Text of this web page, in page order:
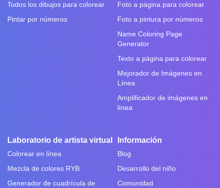
Todos los dibujos para colorear
Pintar por números
Foto a página para colorear
Foto a pintura por números
Name Coloring Page
Generator
Texto a página para colorear
Mejorador de Imágenes en
Línea
Amplificador de imágenes en
línea
Laboratorio de artista virtual
Colorear en línea
Mezcla de colores RYB
Generador de cuadrícula de
Información
Blog
Desarrollo del niño
Comunidad